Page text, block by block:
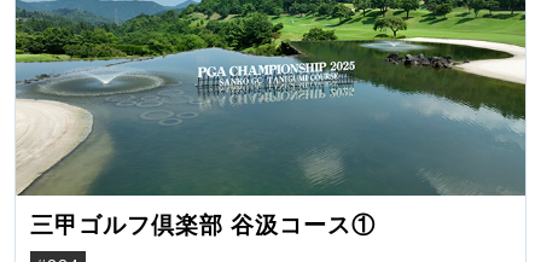
三甲ゴルフ倶楽部 谷汲コース①